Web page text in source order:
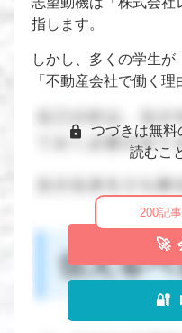
指します。
しかし、多くの学生
「不動産会社で働く理
つづきは無料
読むこ
200記
🚀
🔐